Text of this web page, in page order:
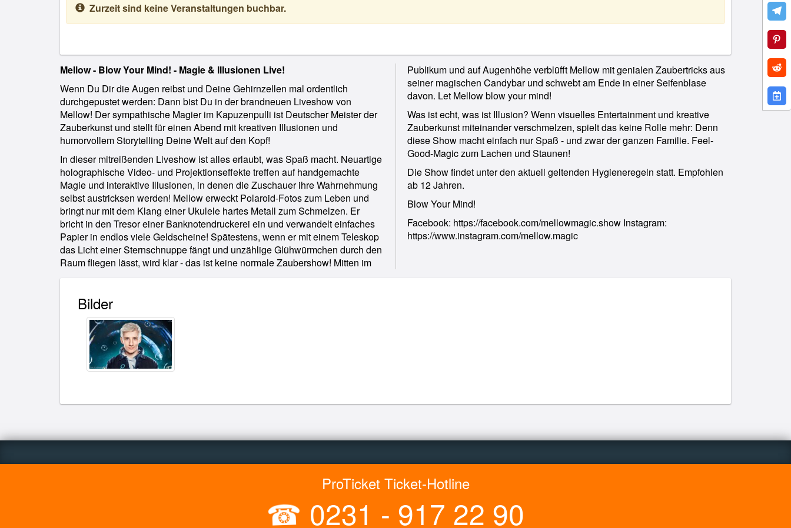
Zurzeit sind keine Veranstaltungen buchbar.
Mellow - Blow Your Mind! - Magie & Illusionen Live!
Wenn Du Dir die Augen reibst und Deine Gehirnzellen mal ordentlich
durchgepustet werden: Dann bist Du in der brandneuen Liveshow von
Mellow! Der sympathische Magier im Kapuzenpulli ist Deutscher Meister der
Zauberkunst und stellt für einen Abend mit kreativen Illusionen und
humorvollem Storytelling Deine Welt auf den Kopf!
In dieser mitreißenden Liveshow ist alles erlaubt, was Spaß macht. Neuartige
holographische Video- und Projektionseffekte treffen auf handgemachte
Magie und interaktive Illusionen, in denen die Zuschauer ihre Wahrnehmung
selbst austricksen werden! Mellow erweckt Polaroid-Fotos zum Leben und
bringt nur mit dem Klang einer Ukulele hartes Metall zum Schmelzen. Er
bricht in den Tresor einer Banknotendruckerei ein und verwandelt einfaches
Papier in endlos viele Geldscheine! Spätestens, wenn er mit einem Teleskop
das Licht einer Sternschnuppe fängt und unzählige Glühwürmchen durch den
Raum fliegen lässt, wird klar - das ist keine normale Zaubershow! Mitten im
Publikum und auf Augenhöhe verblüfft Mellow mit genialen Zaubertricks aus
seiner magischen Candybar und schwebt am Ende in einer Seifenblase
davon. Let Mellow blow your mind!
Was ist echt, was ist Illusion? Wenn visuelles Entertainment und kreative
Zauberkunst miteinander verschmelzen, spielt das keine Rolle mehr: Denn
diese Show macht einfach nur Spaß - und zwar der ganzen Familie. Feel-
Good-Magic zum Lachen und Staunen!
Die Show findet unter den aktuell geltenden Hygieneregeln statt. Empfohlen
ab 12 Jahren.
Blow Your Mind!
Facebook: https://facebook.com/mellowmagic.show Instagram:
https://www.instagram.com/mellow.magic
Bilder
ProTicket Ticket-Hotline
☎ 0231 - 917 22 90